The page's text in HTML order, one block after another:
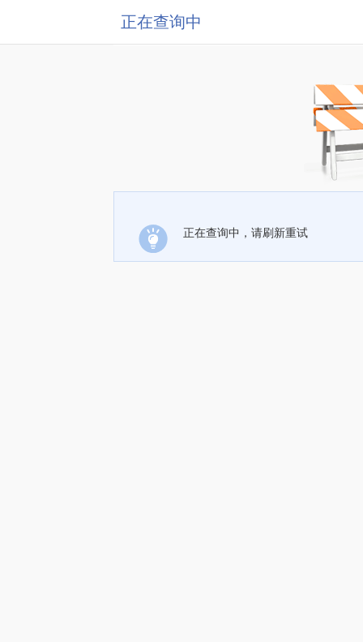
正在查询中
正在查询中，请刷新重试